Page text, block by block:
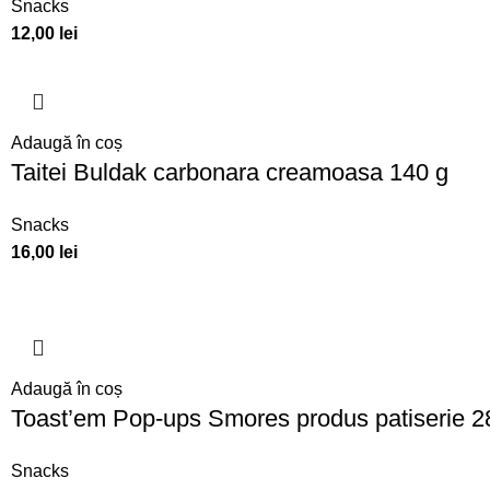
Snacks
12,00 lei
Adaugă în coș
Taitei Buldak carbonara creamoasa 140 g
Snacks
16,00 lei
Adaugă în coș
Toast’em Pop-ups Smores produs patiserie
Snacks